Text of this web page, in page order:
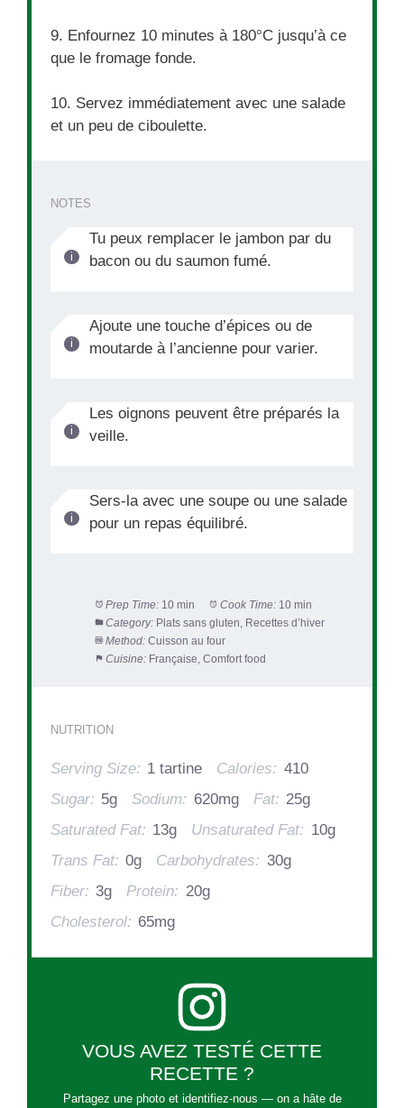
9. Enfournez 10 minutes à 180°C jusqu’à ce
que le fromage fonde.
10. Servez immédiatement avec une salade
et un peu de ciboulette.
NOTES
Tu peux remplacer le jambon par du
bacon ou du saumon fumé.
Ajoute une touche d’épices ou de
moutarde à l’ancienne pour varier.
Les oignons peuvent être préparés la
veille.
Sers-la avec une soupe ou une salade
pour un repas équilibré.
Prep Time: 10 min Cook Time: 10 min
Category: Plats sans gluten, Recettes d’hiver
Method: Cuisson au four
Cuisine: Française, Comfort food
NUTRITION
Serving Size: 1 tartine Calories: 410
Sugar: 5g Sodium: 620mg Fat: 25g
Saturated Fat: 13g Unsaturated Fat: 10g
Trans Fat: 0g Carbohydrates: 30g
Fiber: 3g Protein: 20g
Cholesterol: 65mg
VOUS AVEZ TESTÉ CETTE
RECETTE ?
Partagez une photo et identifiez-nous — on a hâte de